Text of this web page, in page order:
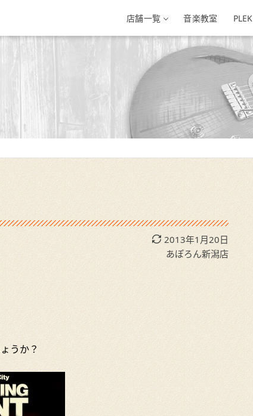
店舗一覧
新潟県新潟市西区小新南2-1-10
イオンモール新発田店
新潟県新発田市住吉町5-11-5
音楽教室 PLEK
2013年1月20日
あぽろん新潟店
うか？